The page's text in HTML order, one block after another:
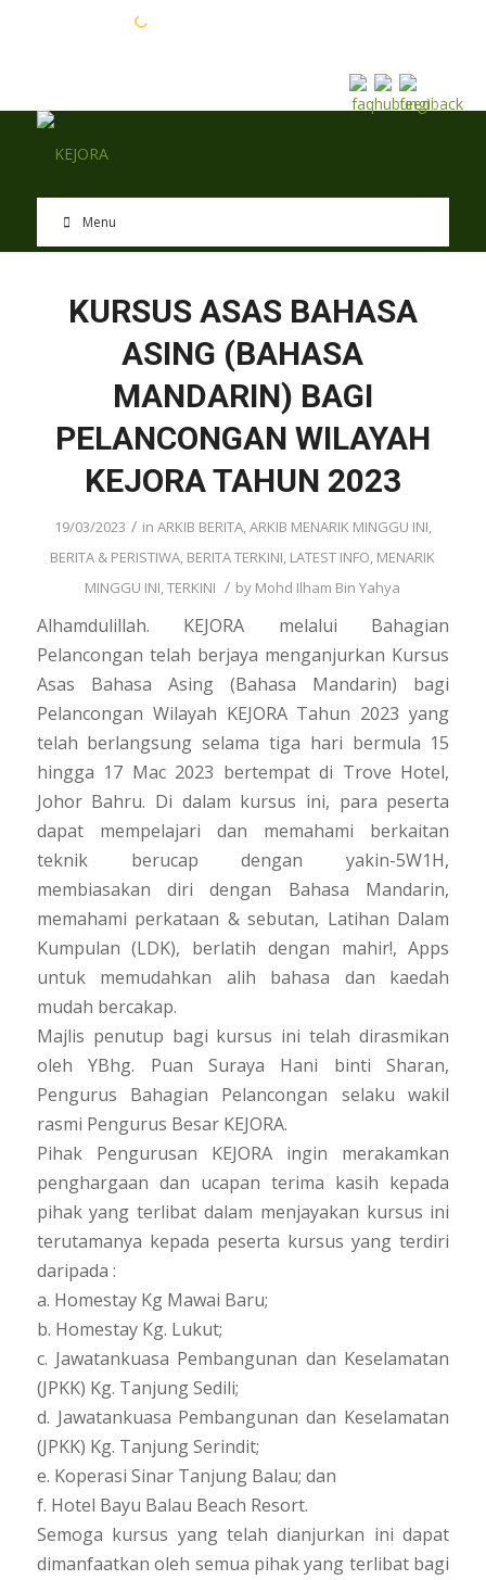
Menu
KURSUS ASAS BAHASA
ASING (BAHASA
MANDARIN) BAGI
PELANCONGAN WILAYAH
KEJORA TAHUN 2023
19/03/2023 / in ARKIB BERITA,ARKIB MENARIK MINGGU INI,
BERITA & PERISTIWA, BERITA TERKINI, LATEST INFO, MENARIK
MINGGU INI,TERKINI / by Mohd Ilham Bin Yahya
Alhamdulillah. KEJORA melalui Bahagian
Pelancongan telah berjaya menganjurkan Kursus
Asas Bahasa Asing (Bahasa Mandarin) bagi
Pelancongan Wilayah KEJORA Tahun 2023 yang
telah berlangsung selama tiga hari bermula 15
hingga 17 Mac 2023 bertempat di Trove Hotel,
Johor Bahru. Di dalam kursus ini, para peserta
dapat mempelajari dan memahami berkaitan
teknik berucap dengan yakin-5W1H,
membiasakan diri dengan Bahasa Mandarin,
memahami perkataan & sebutan, Latihan Dalam
Kumpulan (LDK), berlatih dengan mahir!, Apps
untuk memudahkan alih bahasa dan kaedah
mudah bercakap.
Majlis penutup bagi kursus ini telah dirasmikan
oleh YBhg. Puan Suraya Hani binti Sharan,
Pengurus Bahagian Pelancongan selaku wakil
rasmi Pengurus Besar KEJORA.
Pihak Pengurusan KEJORA ingin merakamkan
penghargaan dan ucapan terima kasih kepada
pihak yang terlibat dalam menjayakan kursus ini
terutamanya kepada peserta kursus yang terdiri
daripada :
a. Homestay Kg Mawai Baru;
b. Homestay Kg. Lukut;
c. Jawatankuasa Pembangunan dan Keselamatan
(JPKK) Kg. Tanjung Sedili;
d. Jawatankuasa Pembangunan dan Keselamatan
(JPKK) Kg. Tanjung Serindit;
e. Koperasi Sinar Tanjung Balau; dan
f. Hotel Bayu Balau Beach Resort.
Semoga kursus yang telah dianjurkan ini dapat
dimanfaatkan oleh semua pihak yang terlibat bagi